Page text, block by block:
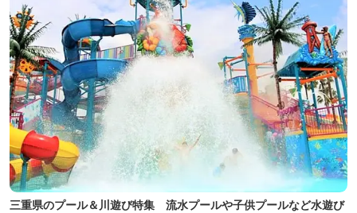
三重県のプール＆川遊び特集 流水プールや子供プールなど水遊び